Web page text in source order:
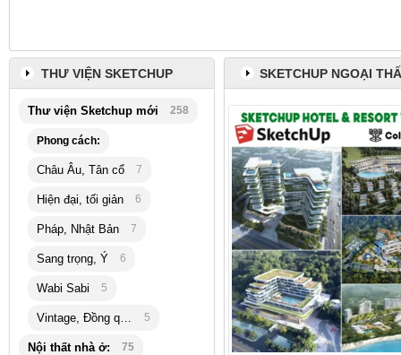
SKETCHUP NGOẠI
THƯ VIỆN SKETCHUP
Thư viện Sketchup mới 258
Phong cách:
Châu Âu, Tân cổ 7
Hiện đại, tối giản 6
Pháp, Nhật Bản 7
Sang trọng, Ý 6
Wabi Sabi 5
Vintage, Đồng quê 5
Nội thất nhà ở: 75